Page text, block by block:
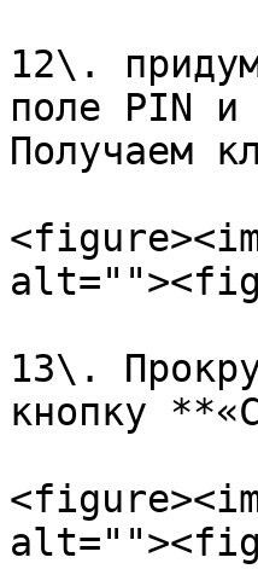
12\.
поле PIN и
Получаем
13\.
кнопку